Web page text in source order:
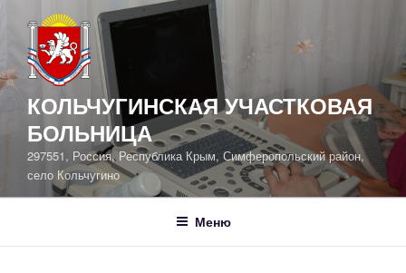
содержимому
КОЛЬЧУГИНСКАЯ УЧАСТКОВАЯ
БОЛЬНИЦА
297551, Россия, Республика Крым, Симферопольский район,
село Кольчугино
Меню